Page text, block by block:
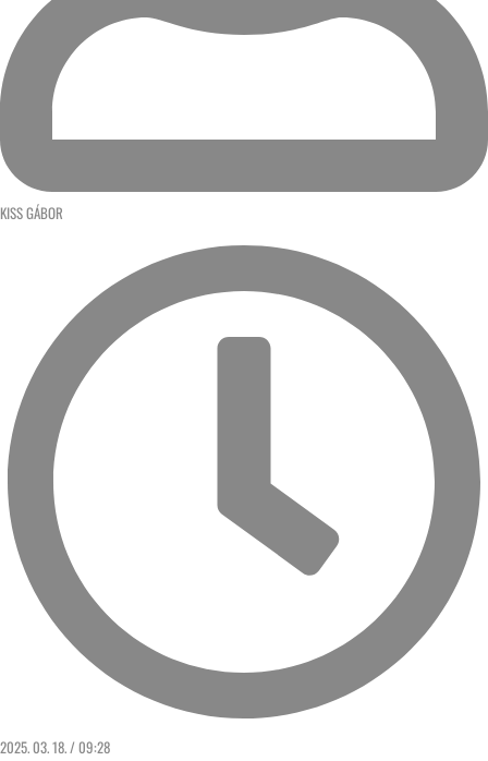
KISS GÁBOR
2025. 03. 18. / 09:28